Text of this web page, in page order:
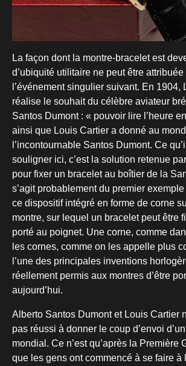
La façon dont la montre-bracelet est
d’ubiquité utilitaire ne peut être attribuée
l’événement singulier suivant. En 1904,
réalise le souhait du célèbre aviateur
Santos Dumont : « pouvoir lire l’heure
ainsi que Louis Cartier a donné au
l’incontournable Santos Dumont. Ce
souligner ici, c’est la solution retenue
pour fixer un bracelet au boîtier de la
s’agit probablement du premier
ce dispositif intégré en forme de corne
montre, sur lequel un bracelet peut être
porté au poignet. Une corne, comme
les cornes, comme on les appelle plus
l’une des principales inventions
réellement permis aux montres d’être
aujourd’hui.
Alberto Santos Dumont et Louis Cartier
pas réussi à donner le coup d’envoi
mondial. Ce n’est qu’après la Première
que les gens ont commencé à se faire à